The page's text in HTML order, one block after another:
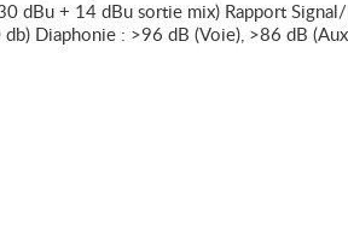
dBu + 14 dBu sortie mix) Rapport
Diaphonie : >96 dB (Voie), >86 dB